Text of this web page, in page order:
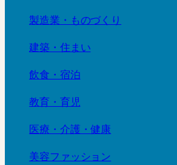
製造業・ものづくり
建築・住まい
飲食・宿泊
教育・育児
医療・介護・健康
美容ファッション